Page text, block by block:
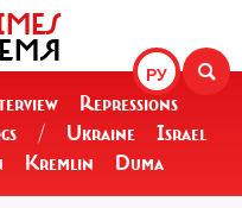
РУ
Repressions
/ Ukraine
Israel
Kremlin Duma